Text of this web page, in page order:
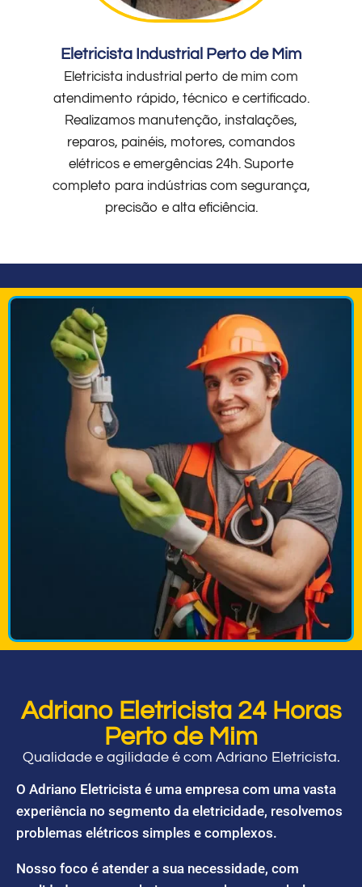
Eletricista Industrial Perto de Mim
Eletricista industrial perto de mim com
atendimento rápido, técnico e certificado.
Realizamos manutenção, instalações,
reparos, painéis, motores, comandos
elétricos e emergências 24h. Suporte
completo para indústrias com segurança,
precisão e alta eficiência.
Adriano Eletricista 24 Horas
Perto de Mim
Qualidade e agilidade é com Adriano Eletricista.
O Adriano Eletricista é uma empresa com uma vasta
experiência no segmento da eletricidade, resolvemos
problemas elétricos simples e complexos.
Nosso foco é atender a sua necessidade, com